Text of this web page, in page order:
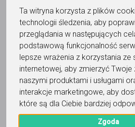
Ta witryna korzysta z plików
technologii śledzenia, aby
przeglądania w następujących
podstawową funkcjonalność
lepsze wrażenia z korzystania ze
internetowej, aby zmierzyć Twoje
naszymi produktami i usługami
interakcje marketingowe, aby
które są dla Ciebie bardziej
Zgoda
język francuski
Barthélémy Garliński
►►► FRANCU.SKI native uczący od
zajęć 1:1, 1sza lekcja gratis.
aplikacje online, samodzielna
więcej
Online, Katowice i 7 innych
150 / 55 min